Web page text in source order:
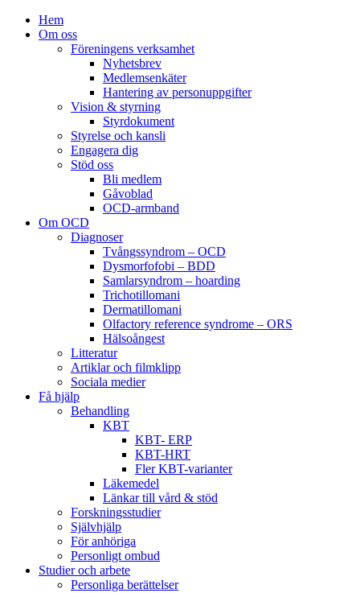
Hem
Om oss
Föreningens verksamhet
Nyhetsbrev
Medlemsenkäter
Hantering av personuppgifter
Vision & styrning
Styrdokument
Styrelse och kansli
Engagera dig
Stöd oss
Bli medlem
Gåvoblad
OCD-armband
Om OCD
Diagnoser
Tvångssyndrom – OCD
Dysmorfofobi – BDD
Samlarsyndrom – hoarding
Trichotillomani
Dermatillomani
Olfactory reference syndrome – ORS
Hälsoångest
Litteratur
Artiklar och filmklipp
Sociala medier
Få hjälp
Behandling
KBT
KBT- ERP
KBT-HRT
Fler KBT-varianter
Läkemedel
Länkar till vård & stöd
Forskningsstudier
Självhjälp
För anhöriga
Personligt ombud
Studier och arbete
Personliga berättelser